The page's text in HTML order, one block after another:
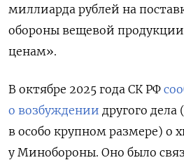
миллиарда рублей на
обороны вещевой
ценам».
В октябре 2025 года СК РФ
о возбуждении другого
в особо крупном размере) о
у Минобороны. Оно было